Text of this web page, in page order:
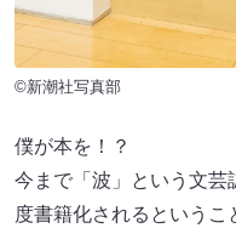
©️新潮社写真部
僕が本を！？
今まで「波」という文芸
度書籍化されるというこ